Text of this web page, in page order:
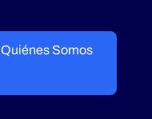
Quiénes Somos